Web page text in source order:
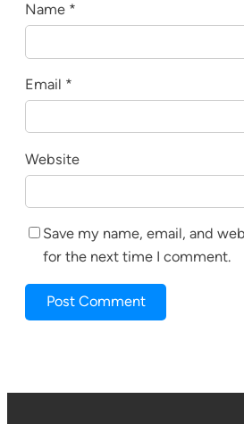
Name *
Email *
Website
Save my name, email, and
for the next time I comment.